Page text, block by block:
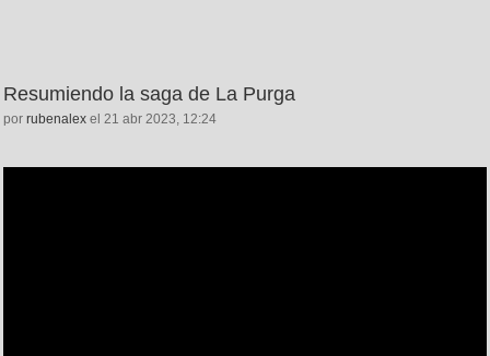
Resumiendo la saga de La Purga
por rubenalex el 21 abr 2023, 12:24